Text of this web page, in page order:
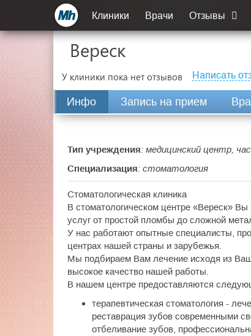
Клиники Врачи Отзывы
Вереск
У клиники пока нет отзывов Написать
Инфо Запись на прием
Тип учреждения: медицинский центр,
Специализация: стоматология
Стоматологическая клиника
В стоматологическом центре «Вереск»
услуг от простой пломбы до сложной
У нас работают опытные специалисты,
центрах нашей страны и зарубежья.
Мы подбираем Вам лечение исходя из
высокое качество нашей работы.
В нашем центре предоставляются
терапевтическая стоматология -
реставрация зубов современными
отбеливание зубов,